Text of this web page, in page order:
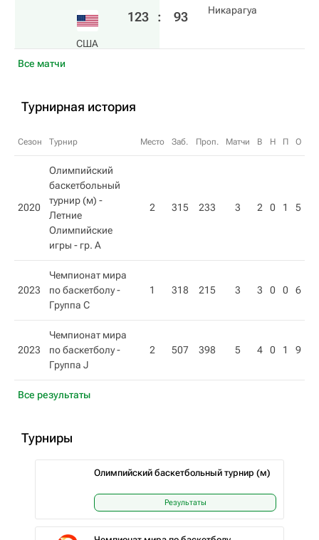
Все матчи
США
123 : 93 Никарагуа
Турнирная история
Сезон Турнир Место Заб. Проп. Матчи В Н П О
2020
Олимпийский
баскетбольный
турнир (м) -
Летние
Олимпийские
игры - гр. A
2 315 233 3 2 0 1 5
2023
Чемпионат мира
по баскетболу -
Группа C
1 318 215 3 3 0 0 6
2023
Чемпионат мира
по баскетболу -
Группа J
2 507 398 5 4 0 1 9
Все результаты
Турниры
Олимпийский баскетбольный турнир (м)
Результаты